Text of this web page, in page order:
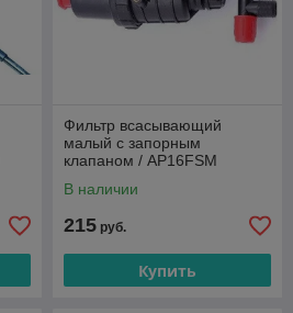
Фильтр всасывающий
малый с запорным
клапаном / AP16FSM
В наличии
215 руб.
Купить